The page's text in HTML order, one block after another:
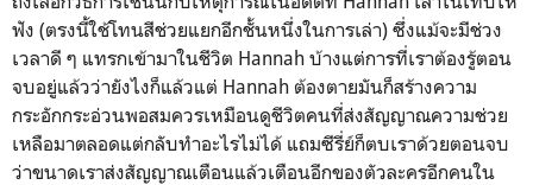
ฟัง (ตรงนี้ใช้โทนสีช่วยแยกอีกชั้นหนึ่งในการเล่า) ซึ่งแม้จะมีช่วง
เวลาดี ๆ แทรกเข้ามาในชีวิต Hannah บ้างแต่การที่เราต้องรู้ตอน
จบอยู่แล้วว่ายังไงก็แล้วแต่ Hannah ต้องตายมันก็สร้างความ
กระอักกระอ่วนพอสมควรเหมือนดูชีวิตคนที่ส่งสัญญาณความช่วย
เหลือมาตลอดแต่กลับทำอะไรไม่ได้ แถมซีรี่ย์ก็ตบเราด้วยตอนจบ
ว่าขนาดเราส่งสัญญาณเตือนแล้วเตือนอีกของตัวละครอีกคนใน